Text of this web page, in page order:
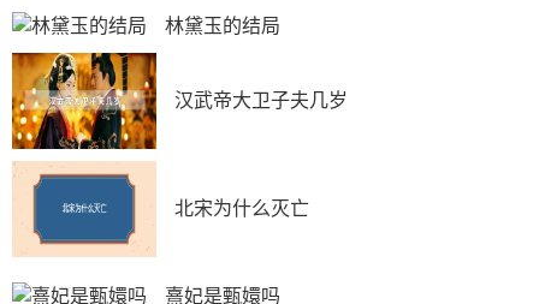
林黛玉的结局
汉武帝大卫子夫几岁
北宋为什么灭亡
熹妃是甄嬛吗